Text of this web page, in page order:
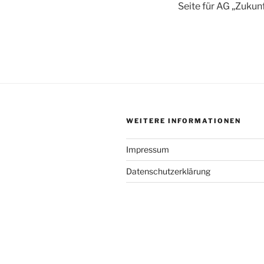
Seite für AG
WEITERE INFORMATIONEN
Impressum
Datenschutzerklärung